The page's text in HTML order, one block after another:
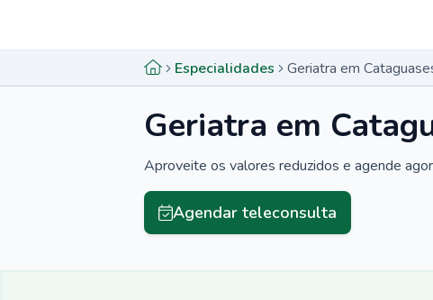
Especialidades Geriatra em
Geriatra em
Aproveite os valores reduzidos e agende
Agendar teleconsulta